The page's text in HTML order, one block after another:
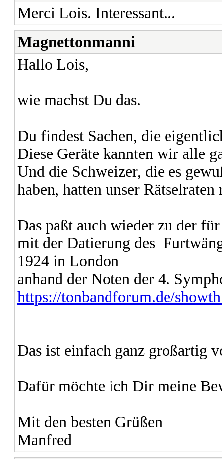
Merci Lois. Interessant...
Magnettonmanni
Hallo Lois,
wie machst Du das.
Du findest Sachen, die
Diese Geräte kannten wir alle
Und die Schweizer, die es
haben, hatten unser
Das paßt auch wieder zu der
mit der Datierung des
1924 in London
anhand der Noten der 4.
https://tonbandforum.de/
Das ist einfach ganz großartig
Dafür möchte ich Dir meine
Mit den besten Grüßen
Manfred